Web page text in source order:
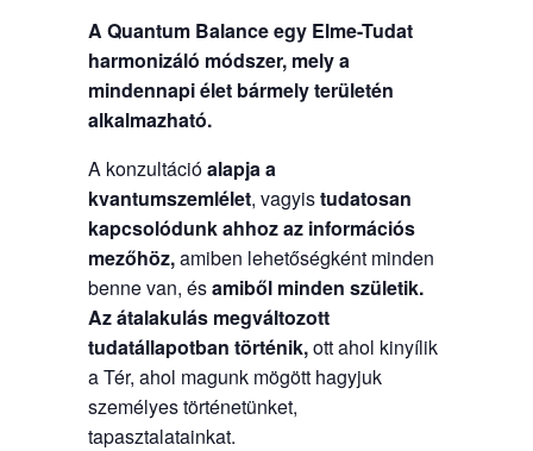
A Quantum Balance egy Elme-Tudat
harmonizáló módszer, mely a
mindennapi élet bármely területén
alkalmazható.
A konzultációalapja a
kvantumszemlélet, vagyistudatosan
kapcsolódunk ahhoz az információs
mezőhöz,amiben lehetőségként minden
benne van, ésamiből minden születik.
Az átalakulás megváltozott
tudatállapotban történik,ott ahol kinyílik
a Tér, ahol magunk mögött hagyjuk
személyes történetünket,
tapasztalatainkat.